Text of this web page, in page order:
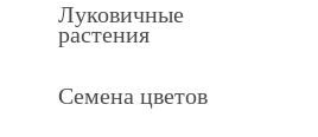
Луковичные
растения
Семена цветов